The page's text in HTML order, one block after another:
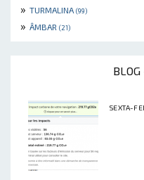
» TURMALINA (99)
» ÂMBAR (21)
SEXTA-